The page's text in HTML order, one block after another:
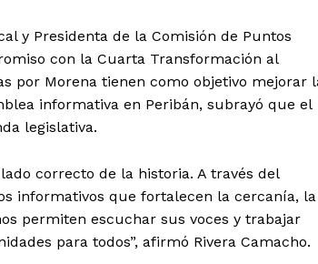
y Presidenta de la Comisión de Puntos
con la Cuarta Transformación al
por Morena tienen como objetivo mejorar
informativa en Peribán, subrayó que el
legislativa.
correcto de la historia. A través del
informativos que fortalecen la cercanía, la
permiten escuchar sus voces y trabajar
para todos”, afirmó Rivera Camacho.